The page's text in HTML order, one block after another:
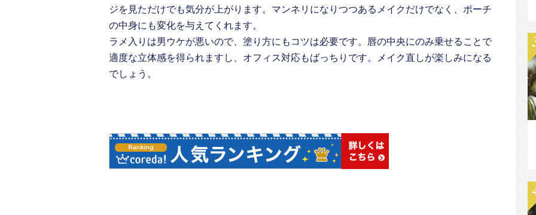
ジを見ただけでも気分が上がります。マンネリになりつつあるメイクだけでなく、ポーチ
の中身にも変化を与えてくれます。
ラメ入りは男ウケが悪いので、塗り方にもコツは必要です。唇の中央にのみ乗せることで
適度な立体感を得られますし、オフィス対応もばっちりです。メイク直しが楽しみになる
でしょう。